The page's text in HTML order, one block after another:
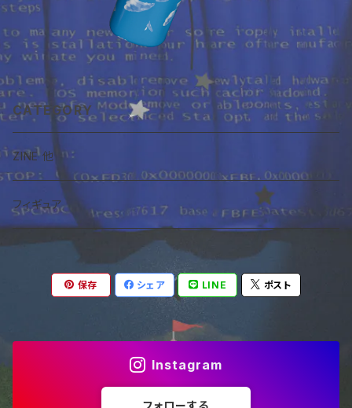
CATEGORY
ZINE 他
フィギュア
保存 シェア LINE ポスト
Instagram